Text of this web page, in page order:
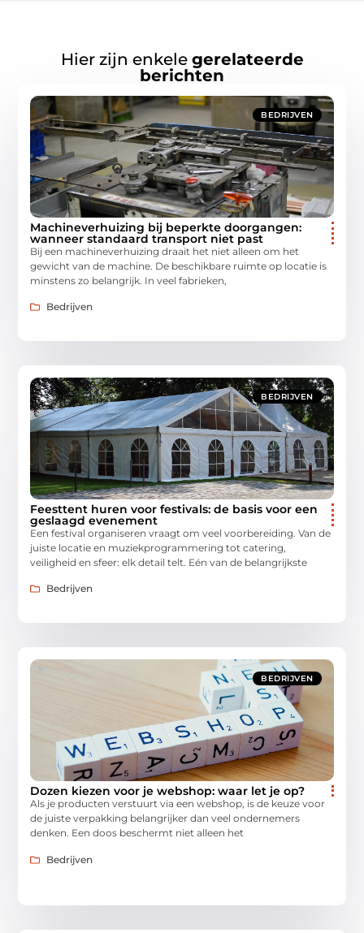
Hier zijn enkele gerelateerde
berichten
BEDRIJVEN
Machineverhuizing bij beperkte doorgangen:
wanneer standaard transport niet past
Bij een machineverhuizing draait het niet alleen om het
gewicht van de machine. De beschikbare ruimte op locatie is
minstens zo belangrijk. In veel fabrieken,
Bedrijven
BEDRIJVEN
Feesttent huren voor festivals: de basis voor een
geslaagd evenement
Een festival organiseren vraagt om veel voorbereiding. Van de
juiste locatie en muziekprogrammering tot catering,
veiligheid en sfeer: elk detail telt. Eén van de belangrijkste
Bedrijven
BEDRIJVEN
Dozen kiezen voor je webshop: waar let je op?
Als je producten verstuurt via een webshop, is de keuze voor
de juiste verpakking belangrijker dan veel ondernemers
denken. Een doos beschermt niet alleen het
Bedrijven